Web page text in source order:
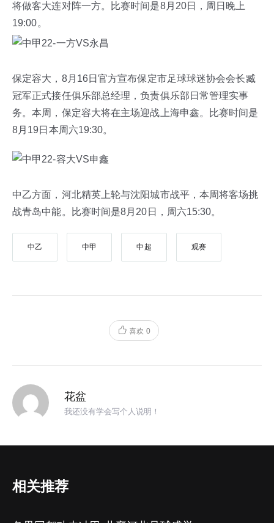
将做客大连对阵一方。比赛时间是8月20日，周日晚上
19:00。
保定容大，8月16日官方宣布保定市足球球迷协会会长臧
冠军正式接任俱乐部总经理，负责俱乐部日常管理实事
务。本周，保定容大将在主场迎战上海申鑫。比赛时间是
8月19日本周六19:30。
中乙方面，河北精英上轮与沈阳城市战平，本周将客场挑
战青岛中能。比赛时间是8月20日，周六15:30。
中乙 中甲 中超 观赛
喜欢 0
花盆
我还没有学会写个人说明！
相关推荐